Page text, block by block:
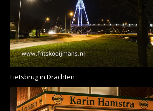
Fietsbrug in Drachten